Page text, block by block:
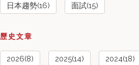
日本趨勢(16) 面試(15)
歷史文章
2026(8) 2025(14) 2024(18)